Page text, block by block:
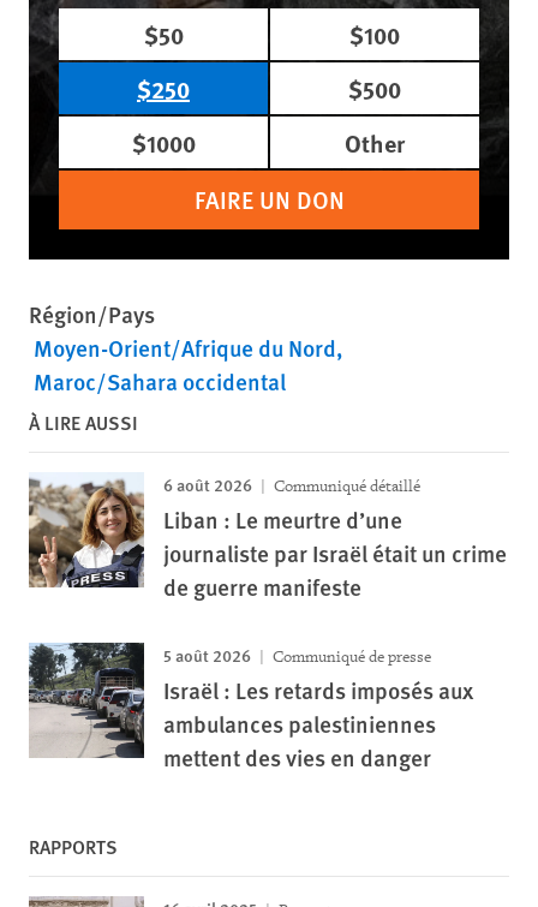
$50
$100
$250
$500
$1000
Other
FAIRE UN DON
Région/Pays
Moyen-Orient/Afrique du Nord
Maroc/Sahara occidental
À LIRE AUSSI
6 août 2026 Communiqué détaillé
Liban : Le meurtre d’une
journaliste par Israël était un crime
de guerre manifeste
5 août 2026 Communiqué de presse
Israël : Les retards imposés aux
ambulances palestiniennes
mettent des vies en danger
RAPPORTS